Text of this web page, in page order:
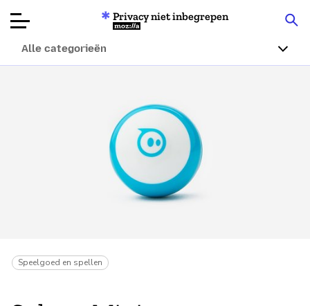
Articles
Over
Doneren
Privacy niet inbegrepen
Mozilla
Alle categorieën
Speelgoed en spellen